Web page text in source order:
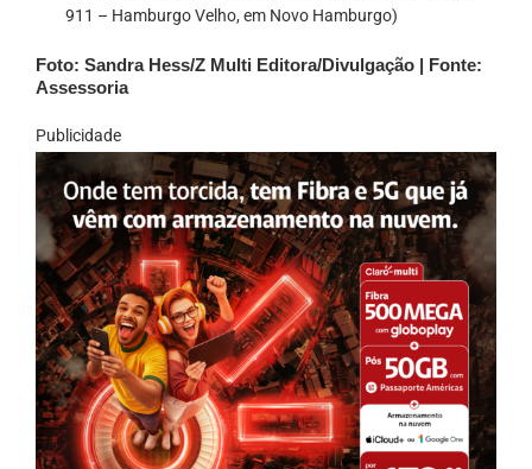
911 – Hamburgo Velho, em Novo Hamburgo)
Foto: Sandra Hess/Z Multi Editora/Divulgação | Fonte:
Assessoria
Publicidade